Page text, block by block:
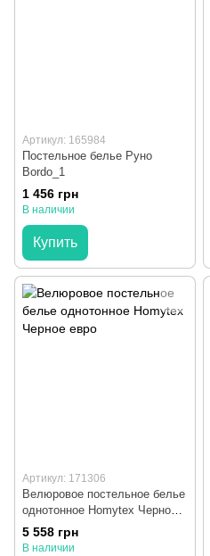
Артикул: 165984
Постельное белье Руно
Bordo_1
1 456 грн
В наличии
Купить
Артикул: 171306
Велюровое постельное белье
однотонное Homytex Черное
евро
5 558 грн
В наличии